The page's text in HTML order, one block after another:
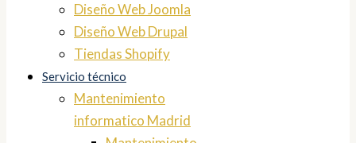
Diseño Web Joomla
Diseño Web Drupal
Tiendas Shopify
Servicio técnico
Mantenimiento
informatico Madrid